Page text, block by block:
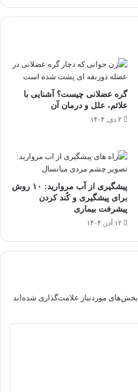
گره‌ عضلانی چیست؟ آشنایی با
علائم، علل و درمان آن
۲ دی, ۱۴۰۴
پیشگیری از آب مروارید: ۱۰ روش
برای پیشگیری و کُند کردن
پیشرفت بیماری
۱۲ آذر, ۱۴۰۴
بخش‌های موردنیاز علامت‌گذاری شده‌اند